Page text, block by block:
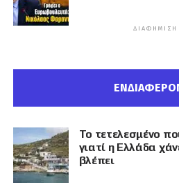
ΔΙΑΦΉΜΙΣΗ
Το τετελεσμένο
γιατί η Ελλάδα
βλέπει